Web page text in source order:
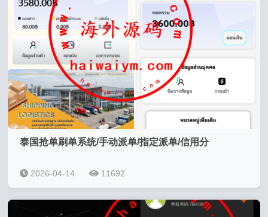
泰国抢单刷单系统/手动派单/指定派单/信用分
2026-04-14 11692